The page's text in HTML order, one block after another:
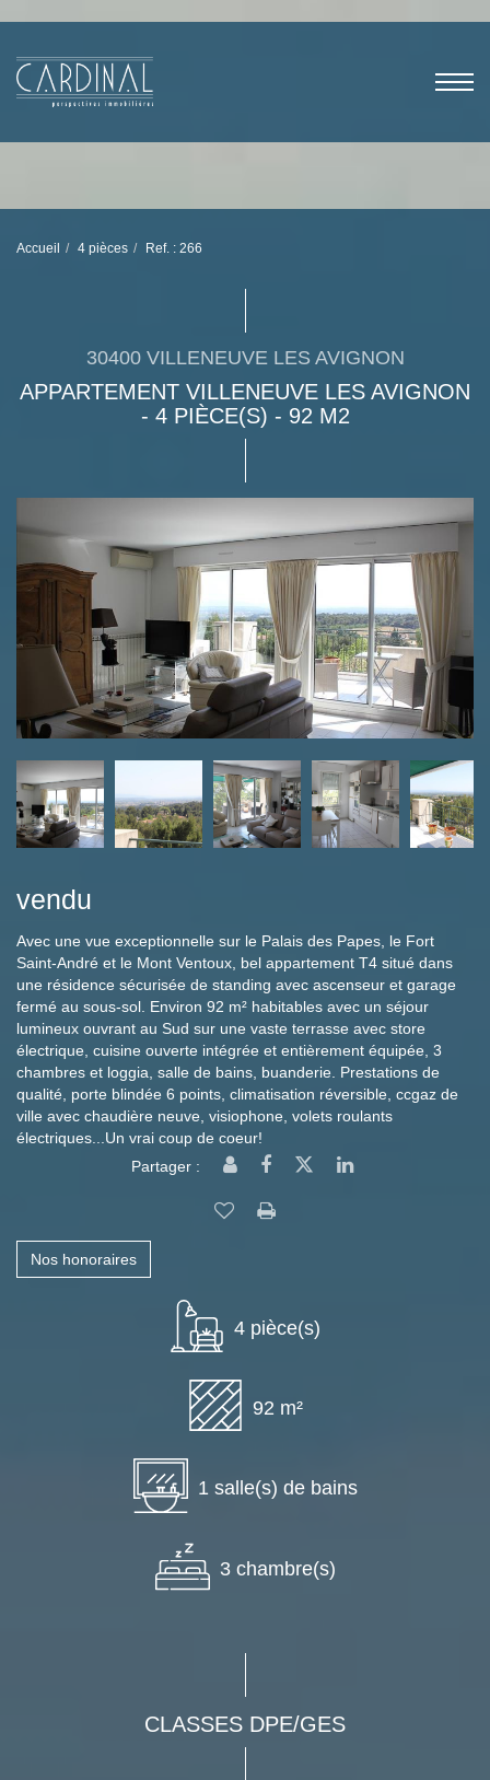
Accueil 4 pièces Ref. : 266
30400 VILLENEUVE LES AVIGNON
APPARTEMENT VILLENEUVE LES AVIGNON
- 4 PIÈCE(S) - 92 M2
vendu
Avec une vue exceptionnelle sur le Palais des Papes, le Fort
Saint-André et le Mont Ventoux, bel appartement T4 situé dans
une résidence sécurisée de standing avec ascenseur et garage
fermé au sous-sol. Environ 92 m² habitables avec un séjour
lumineux ouvrant au Sud sur une vaste terrasse avec store
électrique, cuisine ouverte intégrée et entièrement équipée, 3
chambres et loggia, salle de bains, buanderie. Prestations de
qualité, porte blindée 6 points, climatisation réversible, ccgaz de
ville avec chaudière neuve, visiophone, volets roulants
électriques...Un vrai coup de coeur!
Partager :
Nos honoraires
4 pièce(s)
92 m²
1 salle(s) de bains
3 chambre(s)
CLASSES DPE/GES